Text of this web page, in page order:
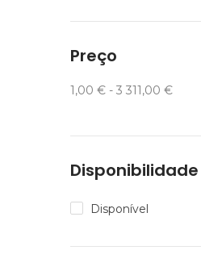
Preço
1,00 € - 3 311,00 €
Disponibilidade
Disponível